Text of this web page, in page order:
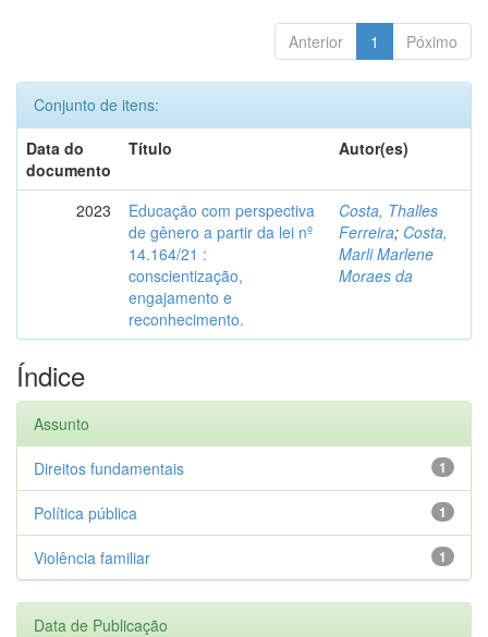
Anterior 1 Póximo
Conjunto de itens:
Data do
documento
Título Autor(es)
2023
Educação com perspectiva
de gênero a partir da lei nº
14.164/21 :
conscientização,
engajamento e
reconhecimento.
Costa, Thalles
Ferreira; Costa,
Marli Marlene
Moraes da
Índice
Assunto
1
Direitos fundamentais
1
Política pública
1
Violência familiar
Data de Publicação